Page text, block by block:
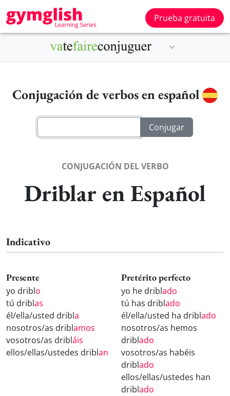
Prueba gratuita
Conjugación de verbos en español
CONJUGACIÓN DEL VERBO
Driblar en Español
Indicativo
Presente
yo driblo
tú driblas
él/ella/usted dribla
nosotros/as driblamos
vosotros/as dribláis
ellos/ellas/ustedes driblan
Pretérito perfecto
yo he driblado
tú has driblado
él/ella/usted ha driblado
nosotros/as hemos
driblado
vosotros/as habéis
driblado
ellos/ellas/ustedes han
driblado